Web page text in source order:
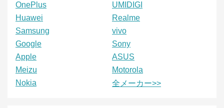
OnePlus
UMIDIGI
Huawei
Realme
Samsung
vivo
Google
Sony
Apple
ASUS
Meizu
Motorola
Nokia
全メーカー>>